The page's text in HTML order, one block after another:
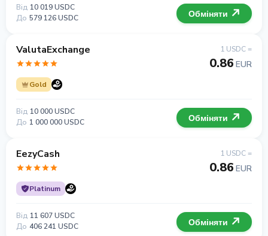
Від 10 019 USDC
До 579 126 USDC Обміняти
ValutaExchange
Gold
1 USDC =
0.86 EUR
Від 10 000 USDC
До 1 000 000 USDC Обміняти
EezyCash
Platinum
1 USDC =
0.86 EUR
Від 11 607 USDC
До 406 241 USDC Обміняти